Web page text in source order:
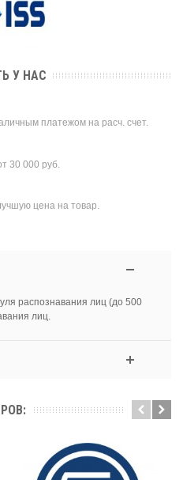
У НАС
платежом на расч. счет.
30 000 руб.
цена на товар.
распознавания лиц (до 500
лиц.